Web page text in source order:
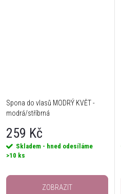
Spona do vlasů MODRÝ KVĚT -
modrá/stříbrná
259 Kč
Skladem - hned odesíláme
>10 ks
ZOBRAZIT